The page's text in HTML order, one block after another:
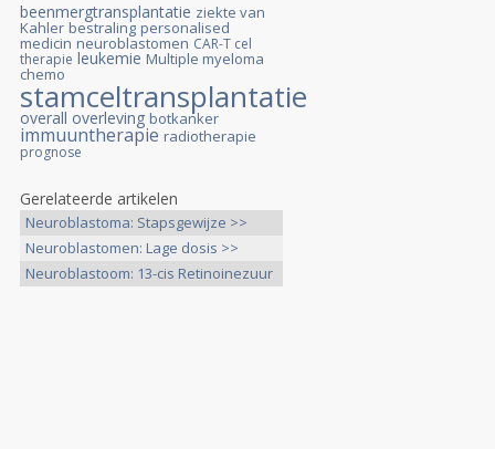
beenmergtransplantatie ziekte van
Kahler bestraling personalised
medicin neuroblastomen CAR-T cel
therapie leukemie Multiple myeloma
chemo
stamceltransplantatie
overall overleving botkanker
immuuntherapie radiotherapie
prognose
Gerelateerde artikelen
Neuroblastoma: Stapsgewijze >>
Neuroblastomen: Lage dosis >>
Neuroblastoom: 13-cis Retinoinezuur